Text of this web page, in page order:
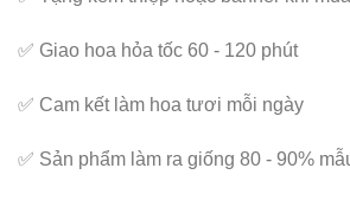
✅ Giao hoa hỏa tốc 60 - 120 phút
✅ Cam kết làm hoa tươi mỗi ngày
✅ Sản phẩm làm ra giống 80 - 90%